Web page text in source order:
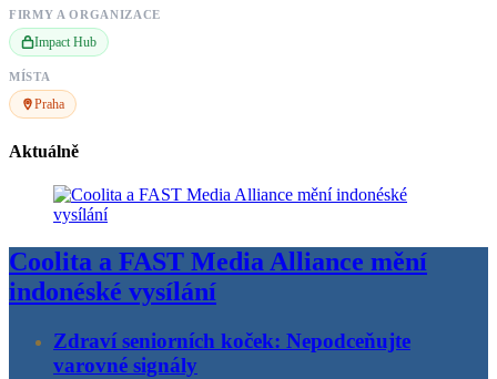
FIRMY A ORGANIZACE
Impact Hub
MÍSTA
Praha
Aktuálně
Coolita a FAST Media Alliance mění
indonéské vysílání
Zdraví seniorních koček: Nepodceňujte
varovné signály